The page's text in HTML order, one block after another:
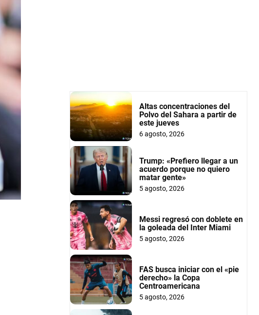
Altas concentraciones del
Polvo del Sahara a partir de
este jueves
6 agosto, 2026
Trump: «Prefiero llegar a un
acuerdo porque no quiero
matar gente»
5 agosto, 2026
Messi regresó con doblete en
la goleada del Inter Miami
5 agosto, 2026
FAS busca iniciar con el «pie
derecho» la Copa
Centroamericana
5 agosto, 2026